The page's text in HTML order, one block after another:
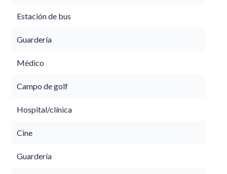
Estación de bus
Guardería
Médico
Campo de golf
Hospital/clínica
Cine
Guardería